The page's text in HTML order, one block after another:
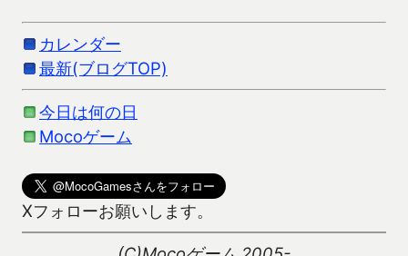
カレンダー
最新(ブログTOP)
今日は何の日
Mocoゲーム
Xフォローお願いします。